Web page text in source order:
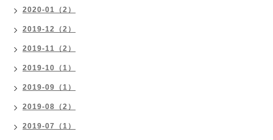
2020-01（2）
2019-12（2）
2019-11（2）
2019-10（1）
2019-09（1）
2019-08（2）
2019-07（1）